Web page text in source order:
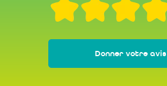
Donner votre avis